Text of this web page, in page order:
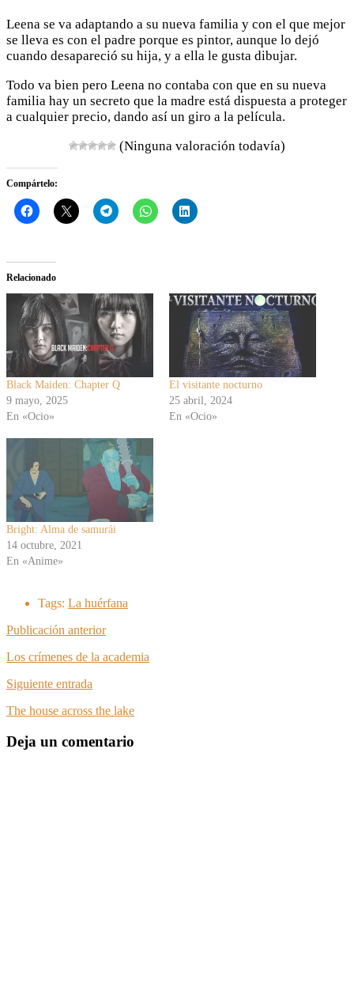
Leena se va adaptando a su nueva familia y con el que mejor
se lleva es con el padre porque es pintor, aunque lo dejó
cuando desapareció su hija, y a ella le gusta dibujar.
Todo va bien pero Leena no contaba con que en su nueva
familia hay un secreto que la madre está dispuesta a proteger
a cualquier precio, dando así un giro a la película.
(Ninguna valoración todavía)
Compártelo:
Relacionado
Black Maiden: Chapter Q
9 mayo, 2025
En «Ocio»
El visitante nocturno
25 abril, 2024
En «Ocio»
Bright: Alma de samurái
14 octubre, 2021
En «Anime»
Tags: La huérfana
Publicación anterior
Los crímenes de la academia
Siguiente entrada
The house across the lake
Deja un comentario